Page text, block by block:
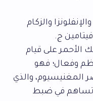
والزكام
ج.
الأحمر على قيام
وفعال؛ فهو
المغنيسيوم، والذي
تساهم في ضبط